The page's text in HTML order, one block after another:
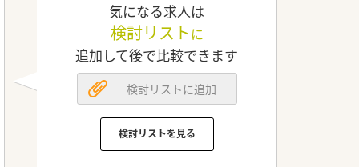
気になる求人は
検討リスト に
追加して後で比較できます
検討リストに追加
検討リストを見る